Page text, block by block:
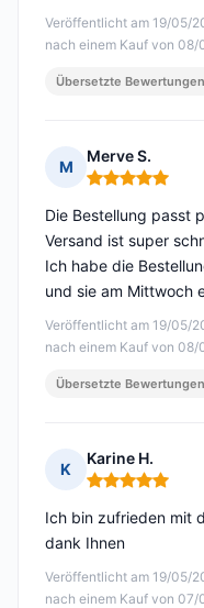
Veröffentlicht am 19/05/
nach einem Kauf von 08/
Übersetzte Bewertungen
M
Merve S.
Hinweis: 5 von 5
Veröffentlicht am 19/05/
nach einem Kauf von 08/
Die Bestellung passt
Versand ist super
Ich habe die
und sie am Mittwoch
Übersetzte Bewertungen
K
Karine H.
Hinweis: 5 von 5
Veröffentlicht am 19/05/
nach einem Kauf von 07/
Ich bin zufrieden mit
dank Ihnen